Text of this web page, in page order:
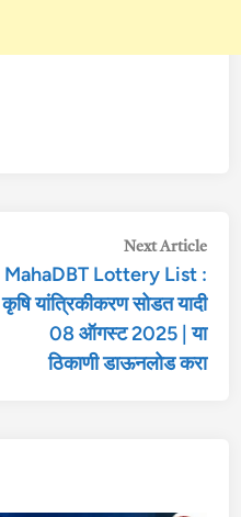
Next Article
MahaDBT Lottery List :
कृषि यांत्रिकीकरण सोडत यादी
08 ऑगस्ट 2025 | या
ठिकाणी डाऊनलोड करा